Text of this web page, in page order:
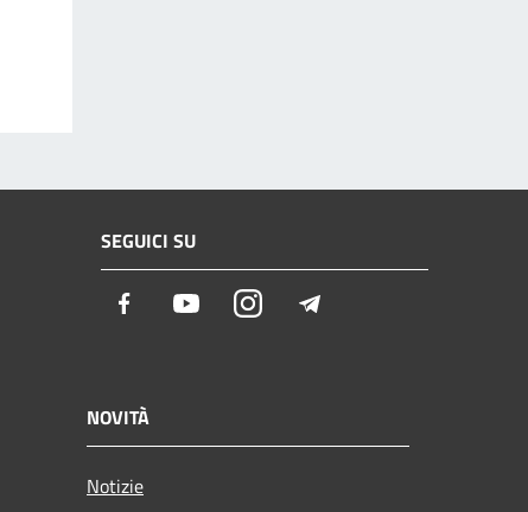
SEGUICI SU
Facebook YoutubeInstagram
NOVITÀ
Notizie